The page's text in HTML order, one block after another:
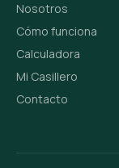
Nosotros
Cómo funciona
Calculadora
Mi Casillero
Contacto